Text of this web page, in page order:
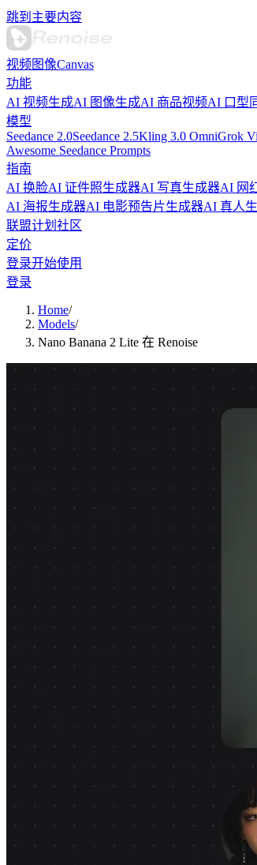
跳到主要内容
视频 图像Canvas
功能
AI 视频生成AI 图像生成AI 商品视频AI 口型
模型
Seedance 2.0Seedance 2.5Kling 3.0 OmniGrok
Awesome Seedance Prompts
指南
AI 换脸AI 证件照生成器AI 写真生成器AI 网
AI 海报生成器AI 电影预告片生成器AI 真人
联盟计划 社区
定价
登录开始使用
登录
Home/
Models/
Nano Banana 2 Lite 在 Renoise